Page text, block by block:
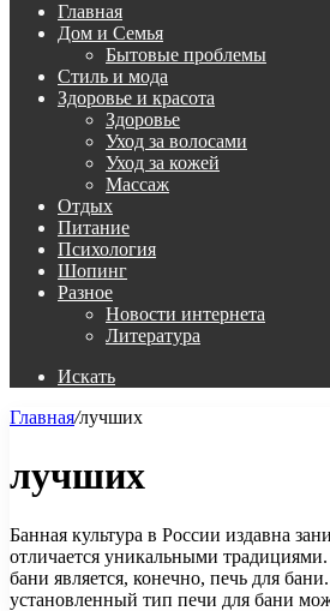
Главная
Дом и Семья
Бытовые проблемы
Стиль и мода
Здоровье и красота
Здоровье
Уход за волосами
Уход за кожей
Массаж
Отдых
Питание
Психология
Шопинг
Разное
Новости интернета
Литература
Искать
Главная/лучших
лучших
Банная культура в России издавна
отличается уникальными
бани является, конечно, печь для
установленный тип печи для бани